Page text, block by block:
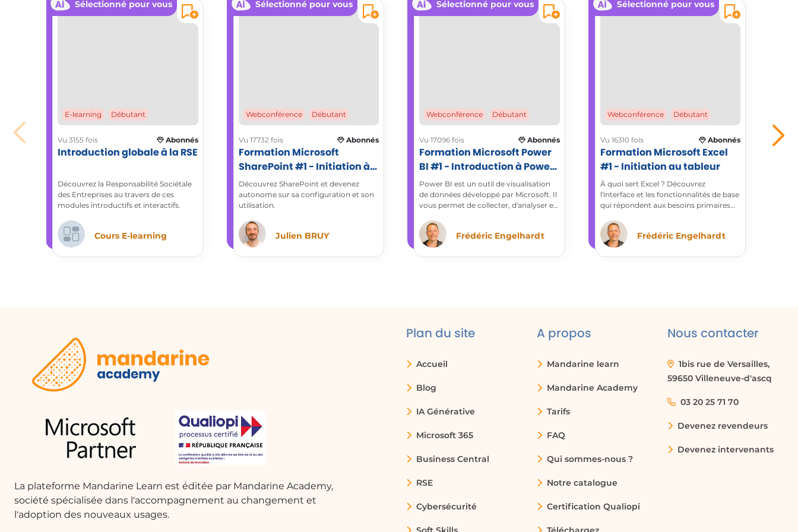
Sélectionné pour vous
E-learning Débutant
Vu 3155 fois Abonnés
Introduction globale à la RSE
Découvrez la Responsabilité Sociétale
des Entreprises au travers de ces
modules introductifs et interactifs.
Cours E-learning
Sélectionné pour vous
Webconférence Débutant
Vu 17732 fois Abonnés
Formation Microsoft
SharePoint #1 - Initiation à
l’outil SharePoint
Découvrez SharePoint et devenez
autonome sur sa configuration et son
utilisation.
Julien BRUY
Sélectionné pour vous
Webconférence Débutant
Vu 17096 fois Abonnés
Formation Microsoft Power
BI #1 - Introduction à Power
BI
Power BI est un outil de visualisation
de données développé par Microsoft. Il
vous permet de collecter, d'analyser et
interactive et attrayante. Avec Power
BI, créez des rapports personnalisés,
interactifs et des visualisations
percutantes. Avec ce cours, mettez un
Frédéric Engelhardt
Sélectionné pour vous
Webconférence Débutant
Vu 16310 fois Abonnés
Formation Microsoft Excel
#1 - Initiation au tableur
À quoi sert Excel ? Découvrez
l'interface et les fonctionnalités de base
qui répondent aux besoins primaires
apporte de nombreuses facilités à la
mise en forme, la valorisation et la
gestion des tableaux.
Frédéric Engelhardt
Vu
La plateforme Mandarine Learn est éditée par Mandarine Academy,
société spécialisée dans l'accompagnement au changement et
l'adoption des nouveaux usages.
Plan du site
Accueil
Blog
IA Générative
Microsoft 365
Business Central
RSE
Cybersécurité
A propos
Mandarine learn
Mandarine Academy
Tarifs
FAQ
Qui sommes-nous ?
Notre catalogue
Certification Qualiopi
Nous contacter
1bis rue de Versailles,
59650 Villeneuve-d'ascq
03 20 25 71 70
Devenez revendeurs
Devenez intervenants